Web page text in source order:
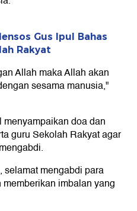
Gus Ipul Bahas
Rakyat
Allah maka Allah akan
sesama manusia,"
doa dan
guru Sekolah Rakyat agar
mengabdi para
imbalan yang